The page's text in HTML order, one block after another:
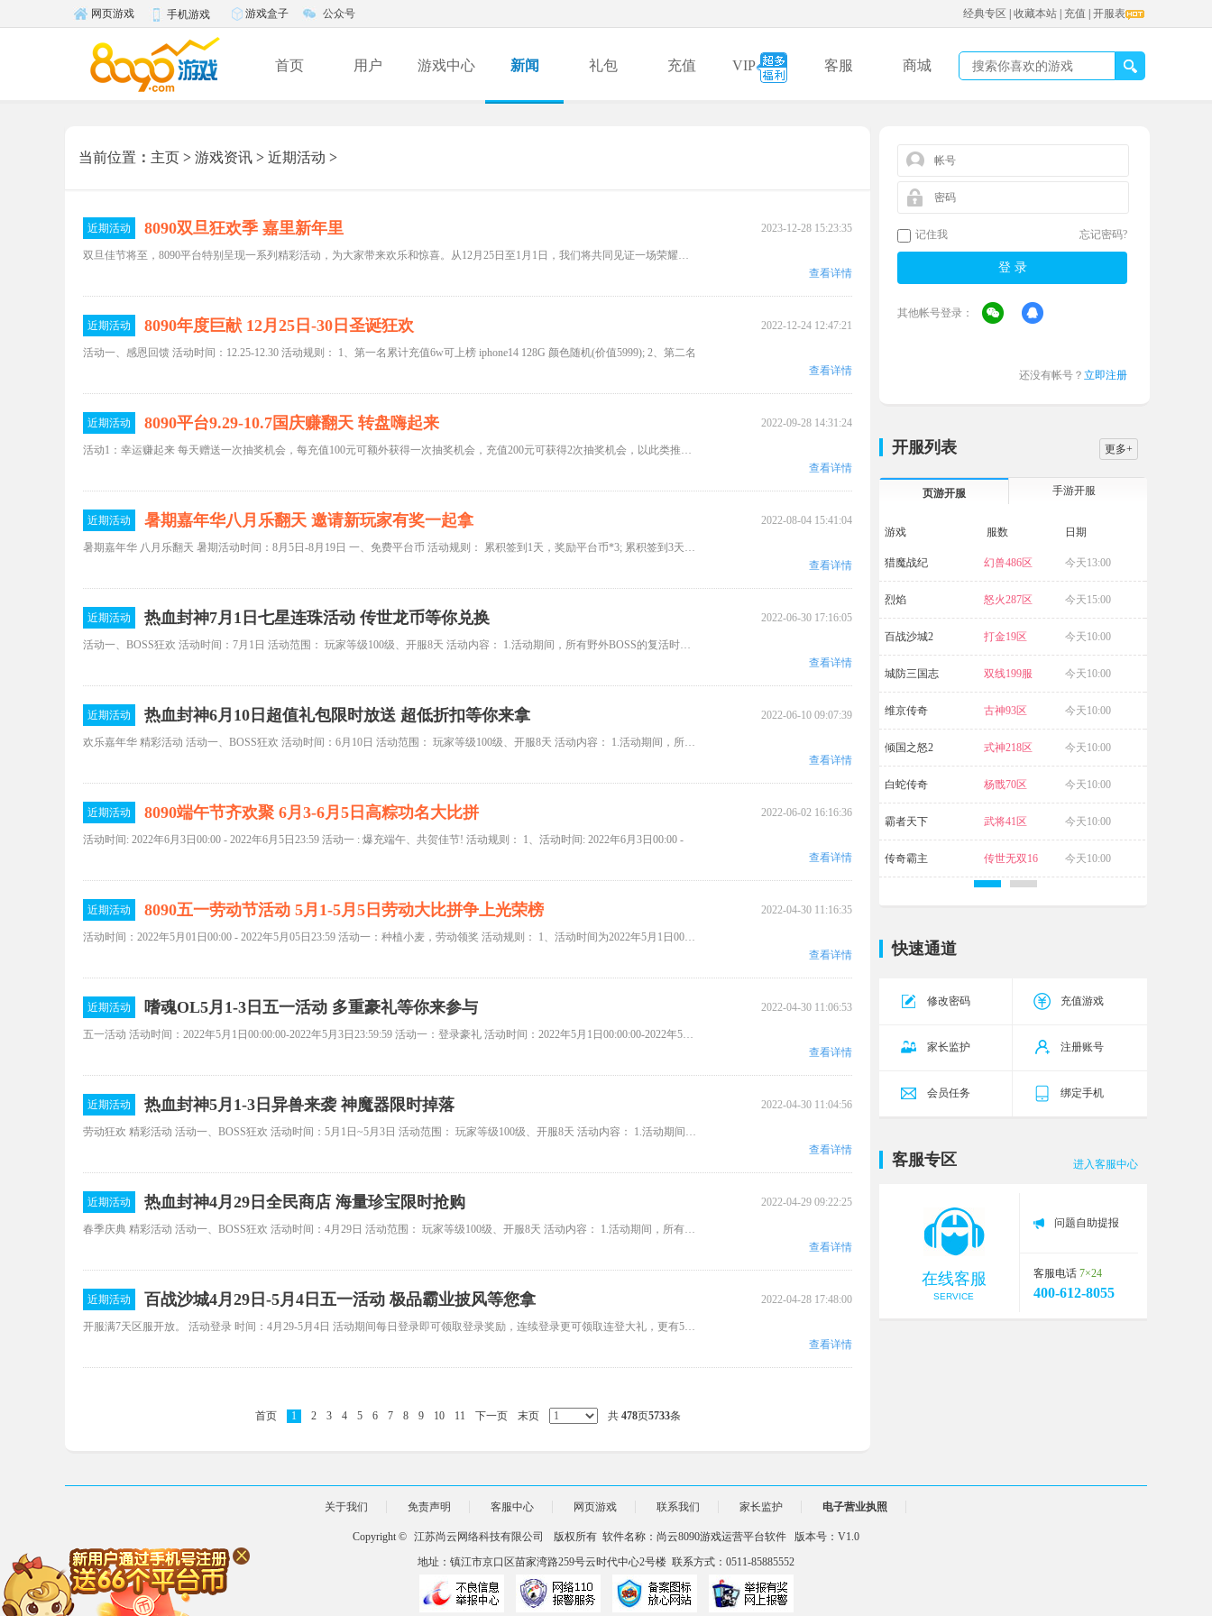
网页游戏 手机游戏 游戏盒子 公众号 经典专区 收藏本站 充值 开服表
首页 用户 游戏中心 新闻 礼包 充值 VIP 客服 商城
当前位置 ： 主页 > 游戏资讯 > 近期活动 >
近期活动 8090双旦狂欢季 嘉里新年里 2023-12-28 15:23:35
双旦佳节将至，8090平台特别呈现一系列精彩活动，为大家带来欢乐和惊喜。从12月25日至1月1日，我们将共同见证一场荣耀榜的盛典，
查看详情
近期活动 8090年度巨献 12月25日-30日圣诞狂欢 2022-12-24 12:47:21
活动一、感恩回馈 活动时间：12.25-12.30 活动规则： 1、第一名累计充值6w可上榜 iphone14 128G 颜色随机(价值5999); 2、第二名
查看详情
近期活动 8090平台9.29-10.7国庆赚翻天 转盘嗨起来 2022-09-28 14:31:24
活动1：幸运赚起来 每天赠送一次抽奖机会，每充值100元可额外获得一次抽奖机会，充值200元可获得2次抽奖机会，以此类推，每天限
查看详情
近期活动 暑期嘉年华八月乐翻天 邀请新玩家有奖一起拿 2022-08-04 15:41:04
暑期嘉年华 八月乐翻天 暑期活动时间：8月5日-8月19日 一、免费平台币 活动规则： 累积签到1天，奖励平台币*3; 累积签到3天，奖
查看详情
近期活动 热血封神7月1日七星连珠活动 传世龙币等你兑换 2022-06-30 17:16:05
活动一、BOSS狂欢 活动时间：7月1日 活动范围： 玩家等级100级、开服8天 活动内容： 1.活动期间，所有野外BOSS的复活时间减半; 2
查看详情
近期活动 热血封神6月10日超值礼包限时放送 超低折扣等你来拿 2022-06-10 09:07:39
欢乐嘉年华 精彩活动 活动一、BOSS狂欢 活动时间：6月10日 活动范围： 玩家等级100级、开服8天 活动内容： 1.活动期间，所有野外
查看详情
近期活动 8090端午节齐欢聚 6月3-6月5日高粽功名大比拼 2022-06-02 16:16:36
活动时间: 2022年6月3日00:00 - 2022年6月5日23:59 活动一 : 爆充端午、共贺佳节! 活动规则： 1、活动时间: 2022年6月3日00:00 -
查看详情
近期活动 8090五一劳动节活动 5月1-5月5日劳动大比拼争上光荣榜 2022-04-30 11:16:35
活动时间：2022年5月01日00:00 - 2022年5月05日23:59 活动一：种植小麦，劳动领奖 活动规则： 1、活动时间为2022年5月1日00:00-2
查看详情
近期活动 嗜魂OL5月1-3日五一活动 多重豪礼等你来参与 2022-04-30 11:06:53
五一活动 活动时间：2022年5月1日00:00:00-2022年5月3日23:59:59 活动一：登录豪礼 活动时间：2022年5月1日00:00:00-2022年5月3
查看详情
近期活动 热血封神5月1-3日异兽来袭 神魔器限时掉落 2022-04-30 11:04:56
劳动狂欢 精彩活动 活动一、BOSS狂欢 活动时间：5月1日~5月3日 活动范围： 玩家等级100级、开服8天 活动内容： 1.活动期间，所有
查看详情
近期活动 热血封神4月29日全民商店 海量珍宝限时抢购 2022-04-29 09:22:25
春季庆典 精彩活动 活动一、BOSS狂欢 活动时间：4月29日 活动范围： 玩家等级100级、开服8天 活动内容： 1.活动期间，所有野外BO
查看详情
近期活动 百战沙城4月29日-5月4日五一活动 极品霸业披风等您拿 2022-04-28 17:48:00
开服满7天区服开放。 活动登录 时间：4月29-5月4日 活动期间每日登录即可领取登录奖励，连续登录更可领取连登大礼，更有51称号赠
查看详情
首页 1 2 3 4 5 6 7 8 9 10 11 下一页 末页 共 478页5733条
记住我 忘记密码?
其他帐号登录：
还没有帐号？ 立即注册
开服列表 更多+
页游开服 手游开服
游戏 服数 日期
猎魔战纪 幻兽486区 今天13:00
烈焰 怒火287区 今天15:00
百战沙城2 打金19区 今天10:00
城防三国志 双线199服 今天10:00
维京传奇 古神93区 今天10:00
倾国之怒2 式神218区 今天10:00
白蛇传奇 杨戬70区 今天10:00
霸者天下 武将41区 今天10:00
传奇霸主 传世无双16 今天10:00
快速通道
修改密码 充值游戏
家长监护 注册账号
会员任务 绑定手机
进入客服中心
客服专区
在线客服
SERVICE
问题自助提报
客服电话 7×24
400-612-8055
关于我们 免责声明 客服中心 网页游戏 联系我们 家长监护 电子营业执照
Copyright © 江苏尚云网络科技有限公司
版权所有 软件名称：尚云8090游戏运营平台软件 版本号：V1.0
地址：镇江市京口区苗家湾路259号云时代中心2号楼 联系方式：0511-85885552